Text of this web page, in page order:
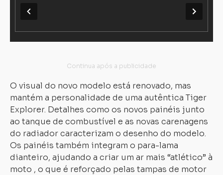
O visual do novo modelo está renovado, mas
mantém a personalidade de uma autêntica Tiger
Explorer. Detalhes como os novos painéis junto
ao tanque de combustível e as novas carenagens
do radiador caracterizam o desenho do modelo.
Os painéis também integram o para-lama
dianteiro, ajudando a criar um ar mais “atlético” à
moto , o que é reforçado pelas tampas de motor